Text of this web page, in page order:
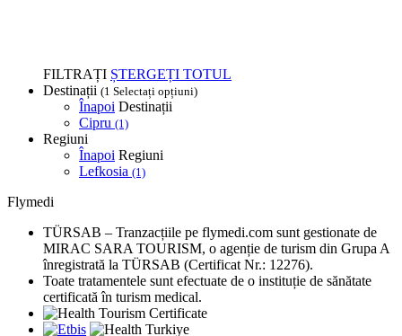
FILTRAȚI ȘTERGEȚI TOTUL
Destinații (1 Selectați opțiuni)
Înapoi Destinații
Cipru (1)
Regiuni
Înapoi Regiuni
Lefkosia (1)
Flymedi
TÜRSAB – Tranzacțiile pe flymedi.com sunt gestionate de
MIRAC SARA TOURISM, o agenție de turism din Grupa A
înregistrată la TÜRSAB (Certificat Nr.: 12276).
Toate tratamentele sunt efectuate de o instituție de sănătate
certificată în turism medical.